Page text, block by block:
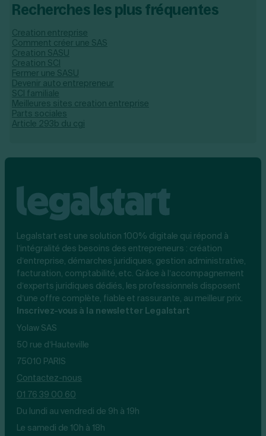
Recherches les plus fréquentes
Creation entreprise
Comment créer une SAS
Creation SASU
Creation SCI
Fermer une SASU
Devenir auto entrepreneur
SCI familiale
Meilleures sites creation entreprise
Parts sociales
Article 293b du cgi
Legalstart est une solution 100% digitale qui répond à
l’intégralité des besoins des entrepreneurs : création
d’entreprise, démarches juridiques, gestion administrative,
facturation, comptabilité, etc. Grâce à l’accompagnement
d’experts juridiques dédiés, les professionnels disposent
d’une offre complète, fiable et rassurante, au meilleur prix.
Inscrivez-vous à la newsletter Legalstart
Yolaw SAS
50 rue d’Hauteville
75010 PARIS
Contactez-nous
01 76 39 00 60
Du lundi au vendredi de 9h à 19h
Le samedi de 10h à 18h